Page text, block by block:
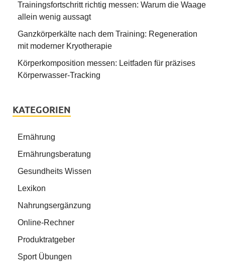
Trainingsfortschritt richtig messen: Warum die Waage
allein wenig aussagt
Ganzkörperkälte nach dem Training: Regeneration
mit moderner Kryotherapie
Körperkomposition messen: Leitfaden für präzises
Körperwasser-Tracking
KATEGORIEN
Ernährung
Ernährungsberatung
Gesundheits Wissen
Lexikon
Nahrungsergänzung
Online-Rechner
Produktratgeber
Sport Übungen